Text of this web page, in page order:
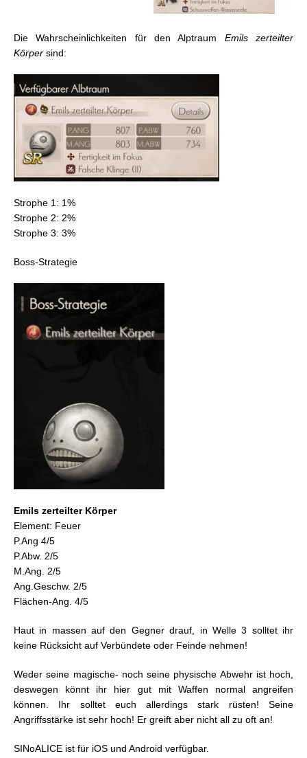
Die Wahrscheinlichkeiten für den Alptraum Emils zerteilter
Körper sind:
Strophe 1: 1%
Strophe 2: 2%
Strophe 3: 3%
Boss-Strategie
Emils zerteilter Körper
Element: Feuer
P.Ang 4/5
P.Abw. 2/5
M.Ang. 2/5
Ang.Geschw. 2/5
Flächen-Ang. 4/5
Haut in massen auf den Gegner drauf, in Welle 3 solltet ihr
keine Rücksicht auf Verbündete oder Feinde nehmen!
Weder seine magische- noch seine physische Abwehr ist hoch,
deswegen könnt ihr hier gut mit Waffen normal angreifen
können. Ihr solltet euch allerdings stark rüsten! Seine
Angriffsstärke ist sehr hoch! Er greift aber nicht all zu oft an!
SINoALICE ist für iOS und Android verfügbar.